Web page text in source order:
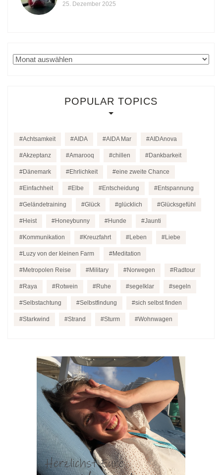
25. Dezember 2025
Archiv
POPULAR TOPICS
Achtsamkeit AIDA AIDA Mar AIDAnova
Akzeptanz Amarooq chillen Dankbarkeit
Dänemark Ehrlichkeit eine zweite Chance
Einfachheit Elbe Entscheidung Entspannung
Geländetraining Glück glücklich Glücksgefühl
Heist Honeybunny Hunde Jaunti
Kommunikation Kreuzfahrt Leben Liebe
Luzy von der kleinen Farm Meditation
Metropolen Reise Military Norwegen Radtour
Raya Rotwein Ruhe segelklar segeln
Selbstachtung Selbstfindung sich selbst finden
Starkwind Strand Sturm Wohnwagen